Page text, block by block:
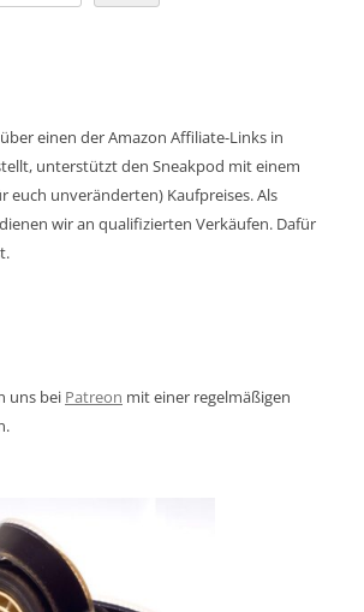
einen der Amazon Affiliate-Links in
unterstützt den Sneakpod mit einem
euch unveränderten) Kaufpreises. Als
wir an qualifizierten Verkäufen. Dafür
uns bei Patreon mit einer regelmäßigen